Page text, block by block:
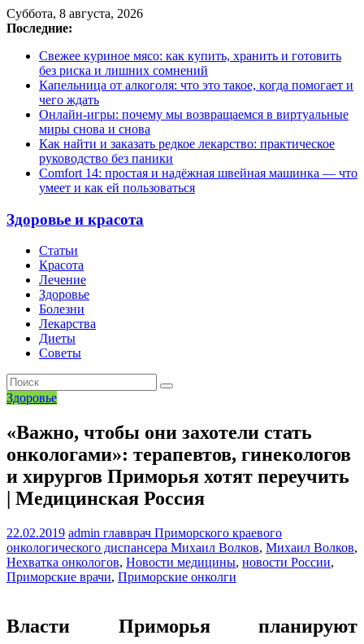
Суббота, 8 августа, 2026
Последние:
Свежее куриное мясо: как купить, хранить и готовить
без риска и лишних сомнений
Капельница от алкоголя: что это такое, когда помогает и
чего ждать
Онлайн-игры: почему мы возвращаемся в виртуальные
миры снова и снова
Как найти и заказать редкое лекарство: практическое
руководство без паники
Comfort 14: простая и надёжная швейная машинка — что
умеет и как ей пользоваться
Здоровье и красота
Статьи
Красота
Лечение
Здоровье
Болезни
Лекарства
Диеты
Советы
Здоровье
«Важно, чтобы они захотели стать
онкологами»: терапевтов, гинекологов
и хирургов Приморья хотят переучить
| Медицинская Россия
22.02.2019 admin главврач Приморского краевого
онкологического диспансера Михаил Волков, Михаил Волков,
Нехватка онкологов, Новости медицины, новости России,
Приморские врачи, Приморские онколги
Власти Приморья планируют